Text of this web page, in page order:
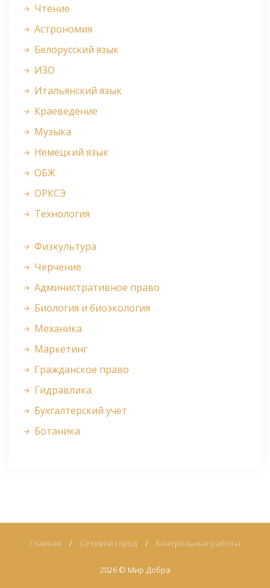
Чтение
Астрономия
Белорусский язык
ИЗО
Итальянский язык
Краеведение
Музыка
Немецкий язык
ОБЖ
ОРКСЭ
Технология
Физкультура
Черчение
Административное право
Биология и биоэкология
Механика
Маркетинг
Гражданское право
Гидравлика
Бухгалтерский учет
Ботаника
Главная / Сетевой город / Контрольные работы
2026 © Мир Добра